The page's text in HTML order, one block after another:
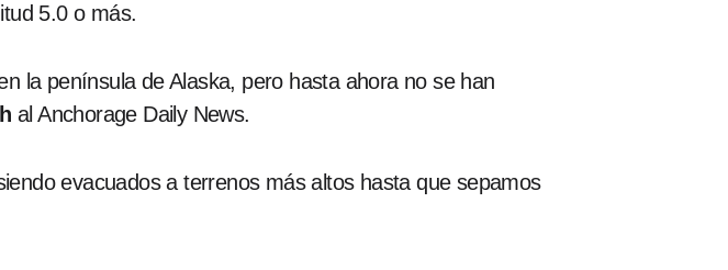
5.0 o más.
la península de Alaska, pero hasta ahora no se han
al Anchorage Daily News.
evacuados a terrenos más altos hasta que sepamos